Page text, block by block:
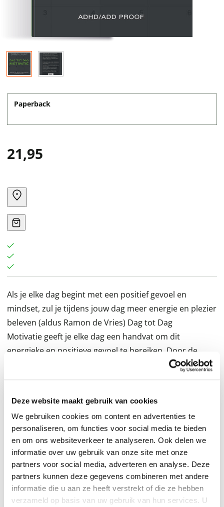
Deze website maakt gebruik van cookies
We gebruiken cookies om content en advertenties te
personaliseren, om functies voor social media te bieden
en om ons websiteverkeer te analyseren. Ook delen we
informatie over uw gebruik van onze site met onze
partners voor social media, adverteren en analyse. Deze
partners kunnen deze gegevens combineren met andere
informatie die u aan ze heeft verstrekt of die ze hebben
verzameld op basis van uw gebruik van hun services. U
Paperback
21,95
Als je elke dag begint met een positief gevoel en
mindset, zul je tijdens jouw dag meer energie en plezier
beleven (aldus Ramon de Vries) Dag tot Dag
Motivatie geeft je elke dag een handvat om dit
energieke en positieve gevoel te bereiken. Door de
verschillende motivaties en opdrachten zul je stap voor
stap jezelf beter gaan begrijpen en accepteren.
stressvolle dag krijgen en een beter gevoel over jezelf
en je omgeving ervaren. Dit boek zal de lezer niet meer
dan 1 hele leesminuut per dag kosten, waardoor dit
boek ook zeer geschikt is voor mensen die moeite
hebben met het lezen van boeken en teksten. De 31
praktische en vooral haalbare tips, tricks, opdrachten
en motivaties zullen je helpen die positieve mindset te
bereiken. Ga dan ook praktisch aan de slag met dit